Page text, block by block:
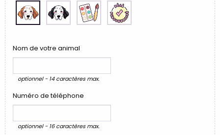
Nom de votre animal
optionnel - 14 caractères max.
Numéro de téléphone
optionnel - 16 caractères max.